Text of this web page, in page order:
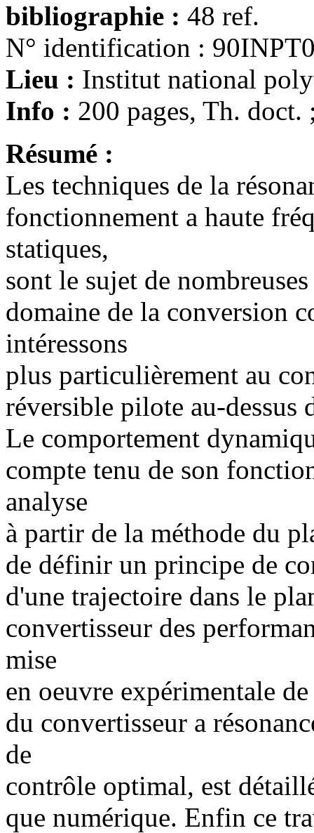
bibliographie : 48 ref.
N° identification :
Lieu : Institut national
Info : 200 pages, Th.
Résumé :
Les techniques de la
fonctionnement a haute
statiques,
sont le sujet de
domaine de la conversion
intéressons
plus particulièrement au
réversible pilote au-dessus
Le comportement
compte tenu de son
analyse
à partir de la méthode du
de définir un principe de
d'une trajectoire dans le
convertisseur des
mise
en oeuvre expérimentale
du convertisseur a
de
contrôle optimal, est
que numérique. Enfin ce